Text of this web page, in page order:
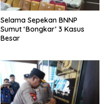
Selama Sepekan BNNP
Sumut ‘Bongkar’ 3 Kasus
Besar